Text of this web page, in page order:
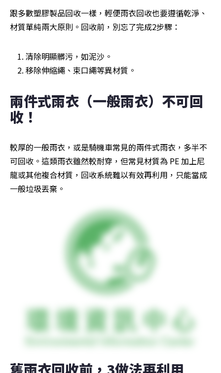
跟多數塑膠製品回收一樣，輕便雨衣回收也要遵循乾淨、
材質單純兩大原則。回收前，別忘了完成2步驟：
清除明顯髒污，如泥沙。
移除伸縮繩、束口繩等異材質。
兩件式雨衣（一般雨衣）不可回
收！
較厚的一般雨衣，或是騎機車常見的兩件式雨衣，多半不
可回收。這類雨衣雖然較耐穿，但常見材質為 PE 加上尼
龍或其他複合材質，回收系統難以有效再利用，只能當成
一般垃圾丟棄。